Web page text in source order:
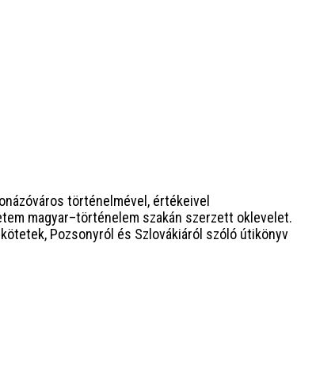
történelmével, értékeivel
magyar–történelem szakán szerzett oklevelet.
Pozsonyról és Szlovákiáról szóló útikönyv